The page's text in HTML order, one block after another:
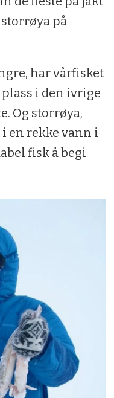
på
har vårfisket
i den ivrige
Og storrøya,
en rekke vann i
fisk å begi